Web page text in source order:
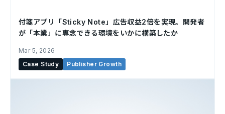
付箋アプリ「Sticky Note」広告収益2倍を実現。開発者
が「本業」に専念できる環境をいかに構築したか
Mar 5, 2026
Case Study
Publisher Growth